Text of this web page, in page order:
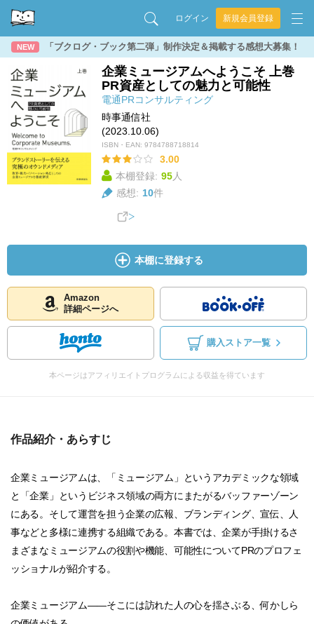
ログイン 新規会員登録
NEW 「ブクログ・ブック第二弾」制作決定＆掲載する感想大募集！
企業ミュージアムへようこそ 上巻
PR資産としての魅力と可能性
電通PRコンサルティング
時事通信社
(2023.10.06)
ISBN・EAN: 9784788718814
3.00
本棚登録: 95人
感想: 10件
本棚に登録する
Amazon
詳細ページへ
購入ストア一覧
本ページはアフィリエイトプログラムによる収益を得ています
作品紹介・あらすじ
企業ミュージアムは、「ミュージアム」というアカデミックな領域
と「企業」というビジネス領域の両方にまたがるバッファーゾーン
にある。そして運営を担う企業の広報、ブランディング、宣伝、人
事などと多様に連携する組織である。本書では、企業が手掛けるさ
まざまなミュージアムの役割や機能、可能性についてPRのプロフェ
ッショナルが紹介する。
企業ミュージアム――そこには訪れた人の心を揺さぶる、何かしら